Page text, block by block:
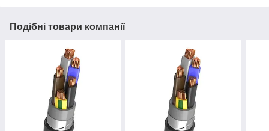
Подібні товари компанії